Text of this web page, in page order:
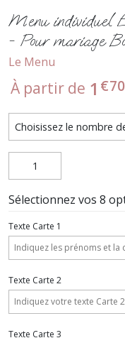
Menu individuel
- Pour mariage
Le Menu
À partir de 1 €70
Sélectionnez vos 8
Texte Carte 1
Texte Carte 2
Texte Carte 3